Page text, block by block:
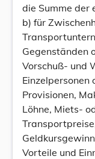
die Summe der
b) für
Gegenständen
Vorschuß- und
Einzelpersonen
Provisionen,
Löhne, Miets-
Vorteile und